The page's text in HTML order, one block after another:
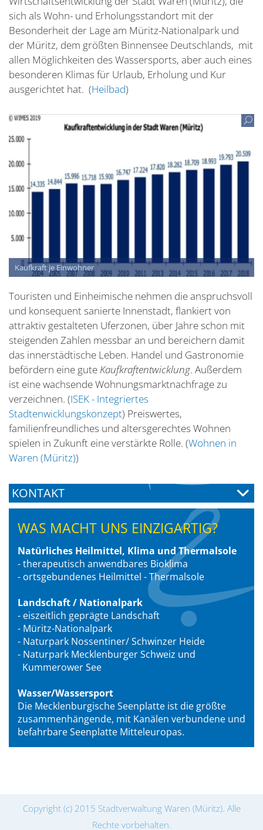
sich als Wohn- und Erholungsstandort mit der
Besonderheit der Lage am Müritz-Nationalpark und
der Müritz, dem größten Binnensee Deutschlands, mit
allen Möglichkeiten des Wassersports, aber auch eines
besonderen Klimas für Urlaub, Erholung und Kur
ausgerichtet hat. (Heilbad)
Kaufkraft je Einwohner
Touristen und Einheimische nehmen die anspruchsvoll
und konsequent sanierte Innenstadt, flankiert von
attraktiv gestalteten Uferzonen, über Jahre schon mit
steigenden Zahlen messbar an und bereichern damit
das innerstädtische Leben. Handel und Gastronomie
befördern eine guteKaufkraftentwicklung. Außerdem
ist eine wachsende Wohnungsmarktnachfrage zu
verzeichnen. (ISEK - Integriertes
Stadtenwicklungskonzept) Preiswertes,
familienfreundliches und altersgerechtes Wohnen
spielen in Zukunft eine verstärkte Rolle. (Wohnen in
Waren (Müritz))
KONTAKT
WAS MACHT UNS EINZIGARTIG?
Natürliches Heilmittel, Klima und Thermalsole
- therapeutisch anwendbares Bioklima
- ortsgebundenes Heilmittel - Thermalsole
Landschaft / Nationalpark
- eiszeitlich geprägte Landschaft
- Müritz-Nationalpark
- Naturpark Nossentiner/ Schwinzer Heide
- Naturpark Mecklenburger Schweiz und
Kummerower See
Wasser/Wassersport
Die Mecklenburgische Seenplatte ist die größte
zusammenhängende, mit Kanälen verbundene und
befahrbare Seenplatte Mitteleuropas.
Copyright (c) 2015 Stadtverwaltung Waren (Müritz). Alle
Rechte vorbehalten.